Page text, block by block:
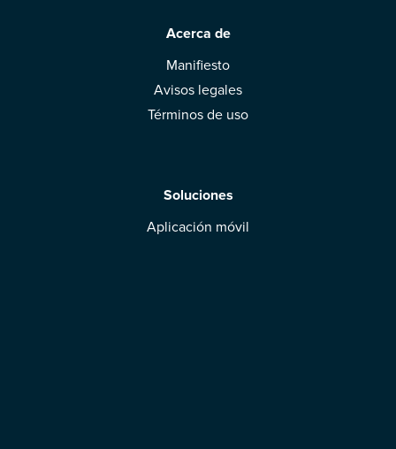
Acerca de
Manifiesto
Avisos legales
Términos de uso
Soluciones
Aplicación móvil